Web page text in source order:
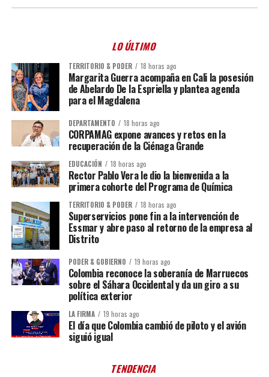
LO ÚLTIMO
TERRITORIO & PODER 18 horas ago
Margarita Guerra acompaña en Cali la posesión
de Abelardo De la Espriella y plantea agenda
para el Magdalena
DEPARTAMENTO 18 horas ago
CORPAMAG expone avances y retos en la
recuperación de la Ciénaga Grande
EDUCACIÓN 18 horas ago
Rector Pablo Vera le dio la bienvenida a la
primera cohorte del Programa de Química
TERRITORIO & PODER 18 horas ago
Superservicios pone fin a la intervención de
Essmar y abre paso al retorno de la empresa al
Distrito
PODER & GOBIERNO 19 horas ago
Colombia reconoce la soberanía de Marruecos
sobre el Sáhara Occidental y da un giro a su
política exterior
LA FIRMA 19 horas ago
El día que Colombia cambió de piloto y el avión
siguió igual
TENDENCIA